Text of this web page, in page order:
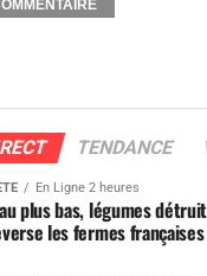
TENDANCE
En Ligne 2 heures
plus bas, légumes
les fermes françaises